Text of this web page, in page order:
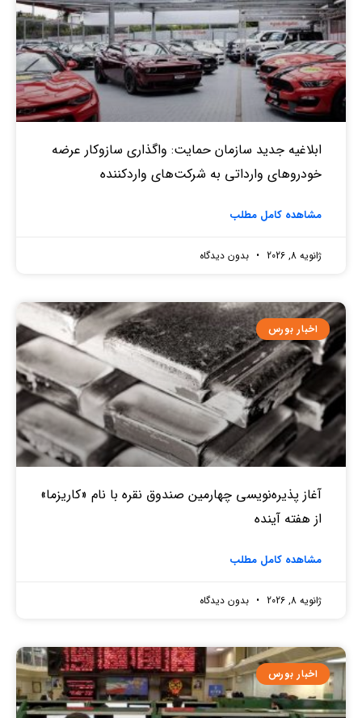
ابلاغیه جدید سازمان حمایت: واگذاری سازوکار عرضه
خودروهای وارداتی به شرکت‌های واردکننده
مشاهده کامل مطلب
ژانویه 8, 2026 بدون دیدگاه
اخبار بورس
آغاز پذیره‌نویسی چهارمین صندوق نقره‌ با نام «کاریزما»
از هفته آینده
مشاهده کامل مطلب
ژانویه 8, 2026 بدون دیدگاه
اخبار بورس